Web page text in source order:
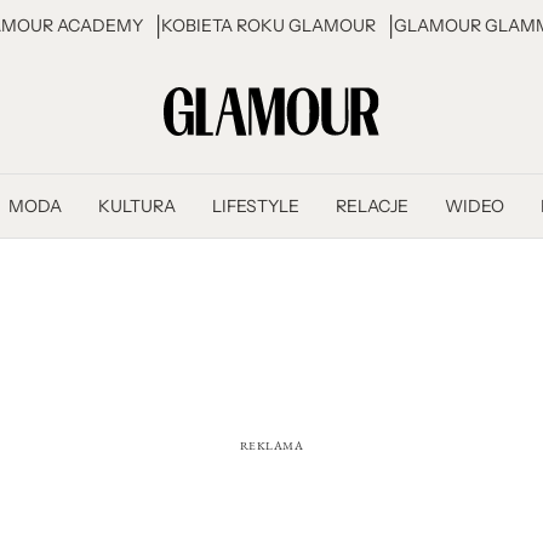
ACADEMY KOBIETA ROKU GLAMOUR GLAMOUR
MODA KULTURA LIFESTYLE RELACJE WIDEO